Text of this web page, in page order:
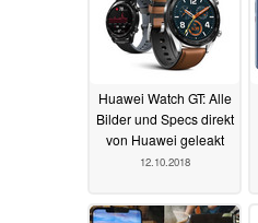
Huawei Watch GT: Alle
Bilder und Specs direkt
von Huawei geleakt
12.10.2018